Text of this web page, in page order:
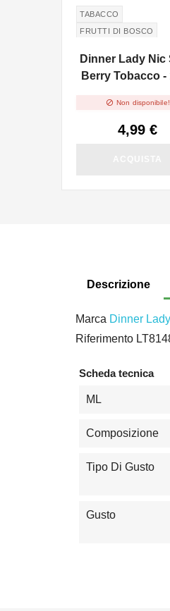
TABACCO
FRUTTI DI BOSCO
Dinner Lady Nic
Berry Tobacco -
 Non disponibile!
4,99 €
Descrizione
Marca Dinner Lady
Riferimento
Scheda tecnica
ML
Composizione
Tipo Di Gusto
Gusto